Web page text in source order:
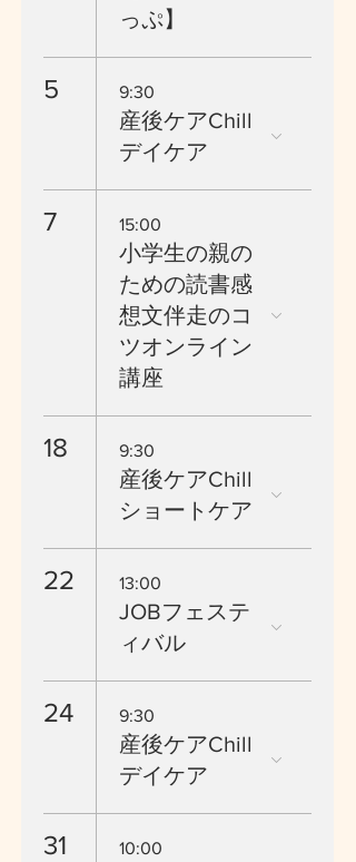
っぷ】
5 9:30
産後ケアChill
デイケア
7 15:00
小学生の親の
ための読書感
想文伴走のコ
ツオンライン
講座
18 9:30
産後ケアChill
ショートケア
22 13:00
JOBフェステ
ィバル
24 9:30
産後ケアChill
デイケア
31 10:00